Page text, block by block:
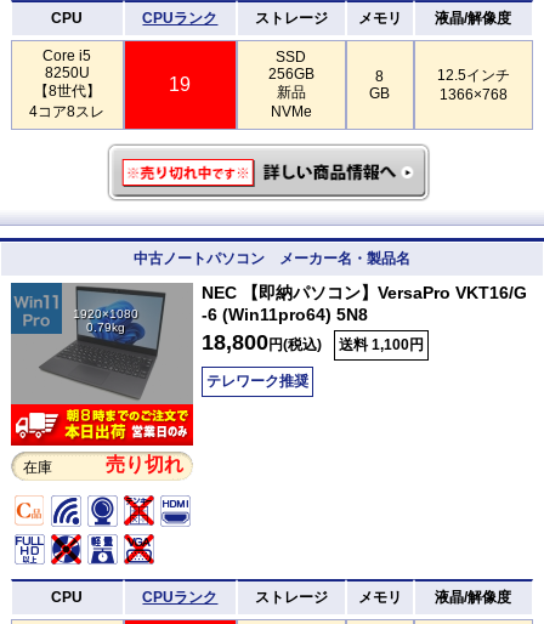
CPU CPUランク ストレージ メモリ 液晶/解像度
Core i5
8250U
【8世代】
4コア8スレ
19
SSD
256GB
新品
NVMe
8
GB
12.5インチ
1366×768
中古ノートパソコン メーカー名・製品名
1920×1080
0.79kg
在庫 売り切れ
NEC 【即納パソコン】VersaPro VKT16/G
-6 (Win11pro64) 5N8
18,800円(税込) 送料 1,100円
テレワーク推奨
CPU CPUランク ストレージ メモリ 液晶/解像度